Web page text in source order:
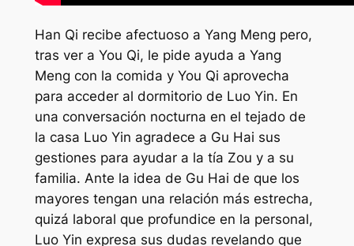
Han Qi recibe afectuoso a Yang Meng pero,
tras ver a You Qi, le pide ayuda a Yang
Meng con la comida y You Qi aprovecha
para acceder al dormitorio de Luo Yin. En
una conversación nocturna en el tejado de
la casa Luo Yin agradece a Gu Hai sus
gestiones para ayudar a la tía Zou y a su
familia. Ante la idea de Gu Hai de que los
mayores tengan una relación más estrecha,
quizá laboral que profundice en la personal,
Luo Yin expresa sus dudas revelando que